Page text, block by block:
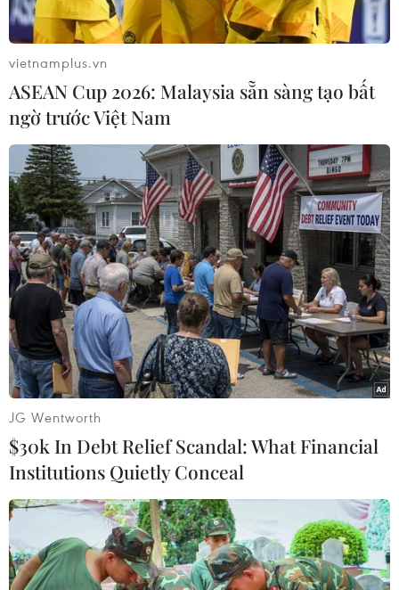
Lãnh đạo Hong Kong hối thúc ngừng bạo
lực, vượt qua 'vũng lầy' kinh tế
10/08/2019 11:54
Trưởng Đặc khu Hành chính Hong Kong kêu gọi các
thành phần khác nhau của xã hội gạt sang một bên
những bất đồng và từ bỏ sự phản kháng để xã hội
Hong Kong tránh bị thiệt hại hơn nữa.
Lãnh đạo Hong Kong cam kết kiên nhẫn
lắng nghe tiếng nói thanh niên
vietnamplus.vn
ASEAN Cup 2026: Malaysia sẵn sàng tạo bất
ngờ trước Việt Nam
JG Wentworth
$30k In Debt Relief Scandal: What Financial
Institutions Quietly Conceal